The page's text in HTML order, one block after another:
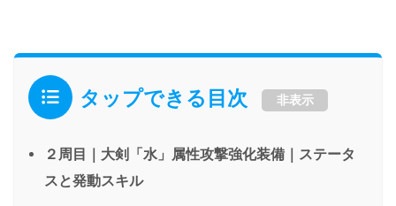
タップできる目次 非表示
２周目｜大剣「水」属性攻撃強化装備｜ステータ
スと発動スキル